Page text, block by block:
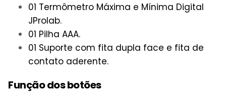
01 Termômetro Máxima e Mínima Digital
JProlab.
01 Pilha AAA.
01 Suporte com fita dupla face e fita de
contato aderente.
Função dos botões